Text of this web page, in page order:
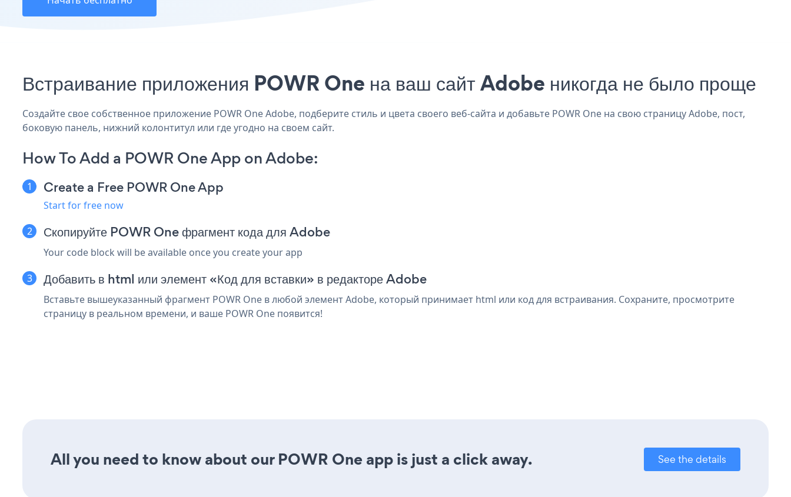
Встраивание приложения POWR One на ваш сайт Adobe никогда не было проще
Создайте свое собственное приложение POWR One Adobe, подберите стиль и цвета своего веб-сайта и добавьте POWR One на свою страницу Adobe, пост,
боковую панель, нижний колонтитул или где угодно на своем сайт.
How To Add a POWR One App on Adobe:
Create a Free POWR One App
Start for free now
Скопируйте POWR One фрагмент кода для Adobe
Your code block will be available once you create your app
Добавить в html или элемент «Код для вставки» в редакторе Adobe
Вставьте вышеуказанный фрагмент POWR One в любой элемент Adobe, который принимает html или код для встраивания. Сохраните, просмотрите
страницу в реальном времени, и ваше POWR One появится!
All you need to know about our POWR One app is just a click away. See the details